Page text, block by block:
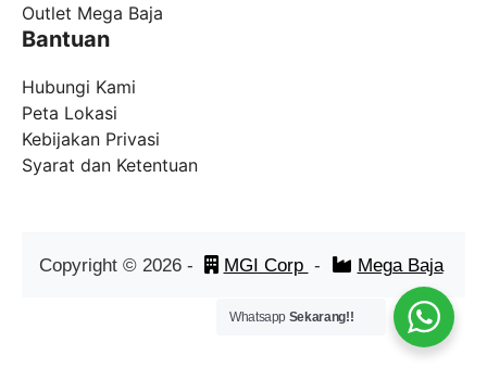
Outlet Mega Baja
Bantuan
Hubungi Kami
Peta Lokasi
Kebijakan Privasi
Syarat dan Ketentuan
Copyright © 2026- MGI Corp - Mega Baja
Whatsapp Sekarang!!